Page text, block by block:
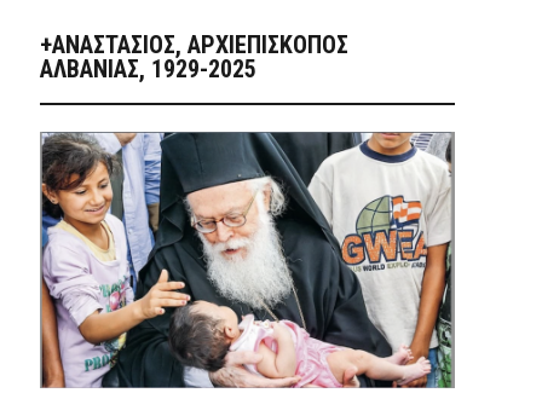
+ΑΝΑΣΤΆΣΙΟΣ, ΑΡΧΙΕΠΊΣΚΟΠΟΣ
ΑΛΒΑΝΊΑΣ, 1929-2025